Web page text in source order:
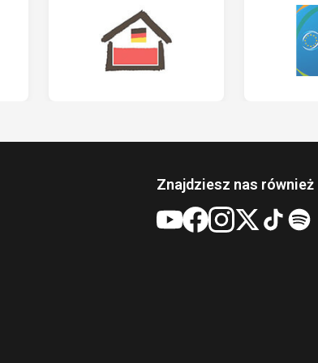
Znajdziesz nas również